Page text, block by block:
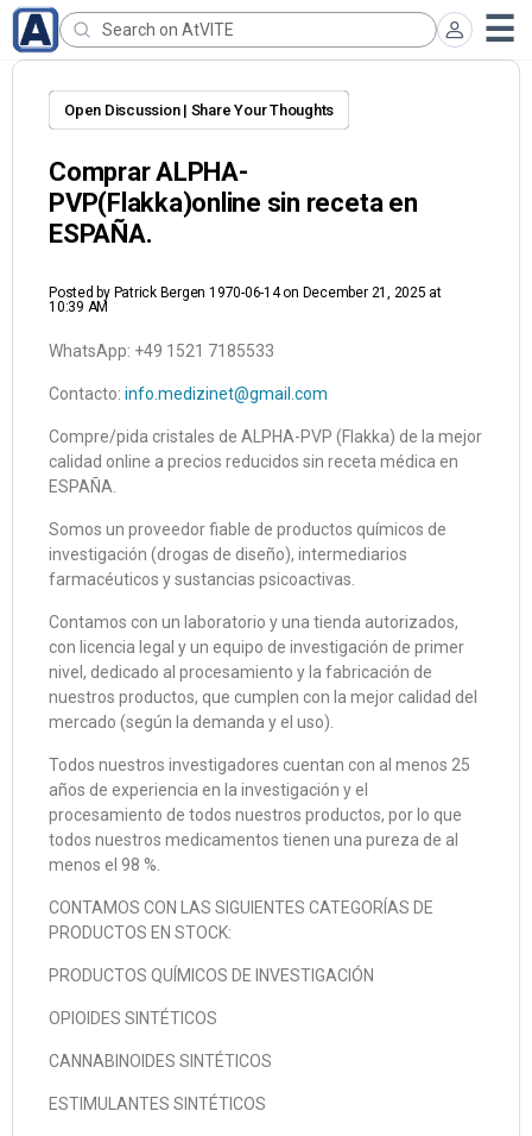
Open Discussion | Share Your Thoughts
Comprar ALPHA-
PVP(Flakka)online sin receta en
ESPAÑA.
Posted by Patrick Bergen 1970-06-14on December 21, 2025 at
10:39 AM
WhatsApp: +49 1521 7185533
Contacto: info.medizinet@gmail.com
Compre/pida cristales de ALPHA-PVP (Flakka) de la mejor
calidad online a precios reducidos sin receta médica en
ESPAÑA.
Somos un proveedor fiable de productos químicos de
investigación (drogas de diseño), intermediarios
farmacéuticos y sustancias psicoactivas.
Contamos con un laboratorio y una tienda autorizados,
con licencia legal y un equipo de investigación de primer
nivel, dedicado al procesamiento y la fabricación de
nuestros productos, que cumplen con la mejor calidad del
mercado (según la demanda y el uso).
Todos nuestros investigadores cuentan con al menos 25
años de experiencia en la investigación y el
procesamiento de todos nuestros productos, por lo que
todos nuestros medicamentos tienen una pureza de al
menos el 98 %.
CONTAMOS CON LAS SIGUIENTES CATEGORÍAS DE
PRODUCTOS EN STOCK:
PRODUCTOS QUÍMICOS DE INVESTIGACIÓN
OPIOIDES SINTÉTICOS
CANNABINOIDES SINTÉTICOS
ESTIMULANTES SINTÉTICOS